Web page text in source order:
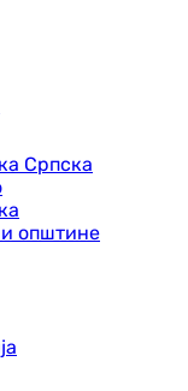
Српска
општине